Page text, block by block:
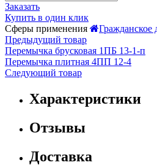
Заказать
Купить в один клик
Сферы применения
Гражданское
Предыдущий товар
Перемычка брусковая 1ПБ 13-1-п
Перемычка плитная 4ПП 12-4
Следующий товар
Характеристики
Отзывы
Доставка